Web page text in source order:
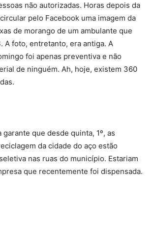
não autorizadas. Horas depois da
pelo Facebook uma imagem da
de morango de um ambulante que
A foto, entretanto, era antiga. A
foi apenas preventiva e não
de ninguém. Ah, hoje, existem 360
garante que desde quinta, 1º, as
da cidade do aço estão
nas ruas do município. Estariam
que recentemente foi dispensada.